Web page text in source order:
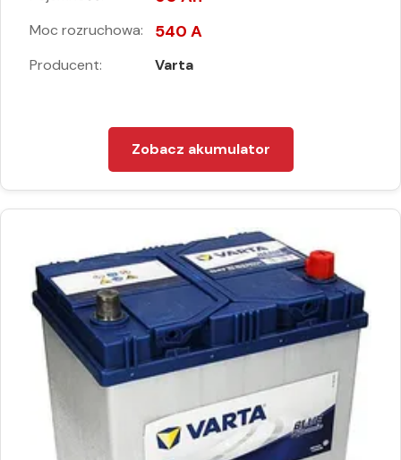
Moc rozruchowa: 540 A
Producent: Varta
Zobacz akumulator